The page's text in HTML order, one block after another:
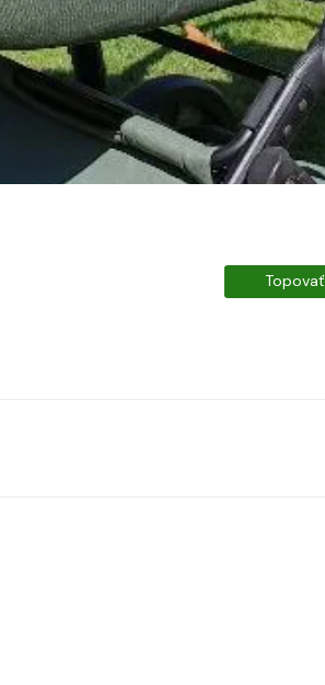
Topovať